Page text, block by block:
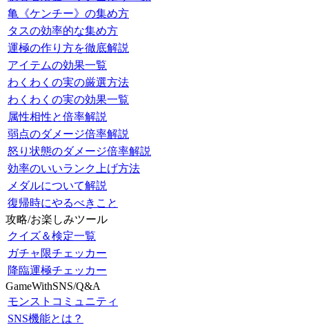
亀《ケンチー》の集め方
タスの効率的な集め方
運極の作り方を徹底解説
アイテムの効果一覧
わくわくの実の厳選方法
わくわくの実の効果一覧
属性相性と倍率解説
弱点のダメージ倍率解説
怒り状態のダメージ倍率解説
効率のいいランク上げ方法
メダルについて解説
復帰時にやるべきこと
攻略/お楽しみツール
クイズ＆検定一覧
ガチャ限チェッカー
降臨運極チェッカー
GameWithSNS/Q&A
モンストコミュニティ
SNS機能とは？